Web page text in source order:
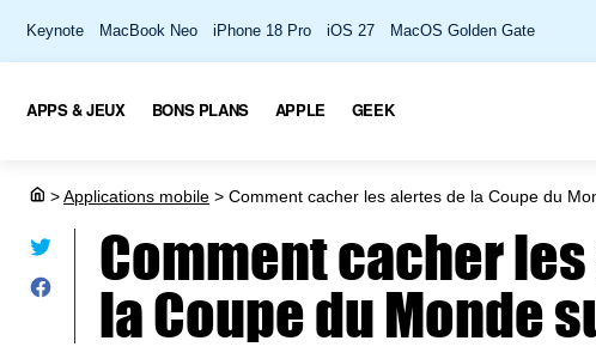
Keynote MacBook Neo iPhone 18 Pro iOS 27 MacOS Golden Gate
APPS & JEUX BONS PLANS APPLE GEEK
>Applications mobile > Comment cacher les alertes de la Coupe du
Comment cacher
la Coupe du Monde